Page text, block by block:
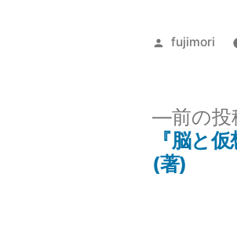
投
fujimori
前の投
『脳と
(著)